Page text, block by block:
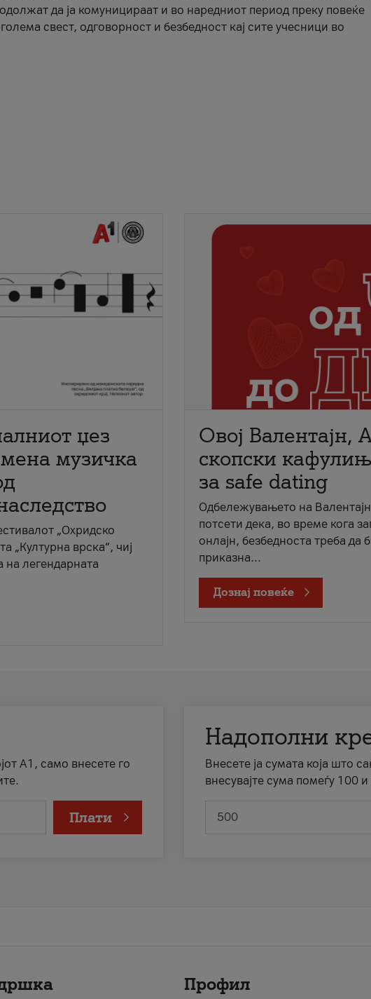
да ја комуницираат и во наредниот период преку повеќе
свест, одговорност и безбедност кај сите учесници во
џез
музичка
„Охридско
„Културна врска“, чиј
на легендарната
Овој Валентајн,
скопски
за safe dating
Одбележувањето на
потсети дека, во време кога
онлајн, безбедноста треба да
приказна...
Дознај повеќе
А1, само внесете го
Плати
Надополни
Внесете ја сумата која што
внесувајте сума помеѓу 100
Профил